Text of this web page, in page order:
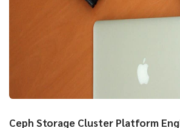
Ceph Storage Cluster Platform